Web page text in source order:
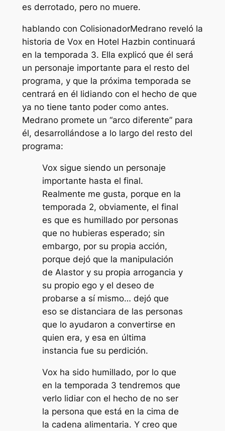
es derrotado, pero no muere.
hablando con ColisionadorMedrano reveló la
historia de Vox en Hotel Hazbin continuará
en la temporada 3. Ella explicó que él será
un personaje importante para el resto del
programa, y ​​que la próxima temporada se
centrará en él lidiando con el hecho de que
ya no tiene tanto poder como antes.
Medrano promete un “arco diferente” para
él, desarrollándose a lo largo del resto del
programa:
Vox sigue siendo un personaje
importante hasta el final.
Realmente me gusta, porque en la
temporada 2, obviamente, el final
es que es humillado por personas
que no hubieras esperado; sin
embargo, por su propia acción,
porque dejó que la manipulación
de Alastor y su propia arrogancia y
su propio ego y el deseo de
probarse a sí mismo… dejó que
eso se distanciara de las personas
que lo ayudaron a convertirse en
quien era, y esa en última
instancia fue su perdición.
Vox ha sido humillado, por lo que
en la temporada 3 tendremos que
verlo lidiar con el hecho de no ser
la persona que está en la cima de
la cadena alimentaria. Y creo que